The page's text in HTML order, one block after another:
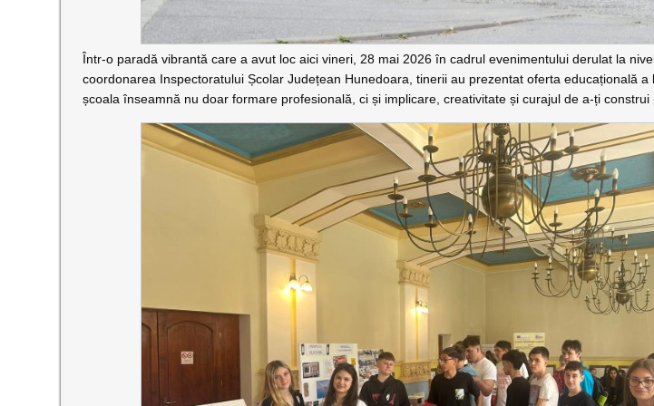
Într-o paradă vibrantă care a avut loc aici vineri, 28 mai 2026 în cadrul evenimentului derulat la
coordonarea Inspectoratului Școlar Județean Hunedoara, tinerii au prezentat oferta educațională a
școala înseamnă nu doar formare profesională, ci și implicare, creativitate și curajul de a-ți construi